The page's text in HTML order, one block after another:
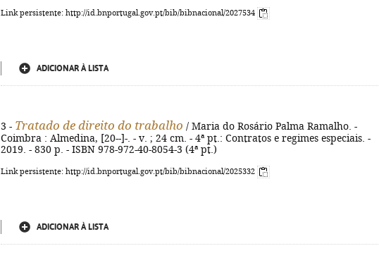
Link persistente: http://id.bnportugal.gov.pt/bib/bibnacional/2027534
ADICIONAR À LISTA
3 - Tratado de direito do trabalho / Maria do Rosário Palma Ramalho. -
Coimbra : Almedina, [20--]-. - v. ; 24 cm. - 4ª pt.: Contratos e regimes especiais. -
2019. - 830 p. - ISBN 978-972-40-8054-3 (4ª pt.)
Link persistente: http://id.bnportugal.gov.pt/bib/bibnacional/2025332
ADICIONAR À LISTA